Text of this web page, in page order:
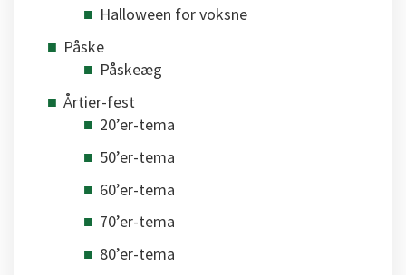
Halloween for voksne
Påske
Påskeæg
Årtier-fest
20’er-tema
50’er-tema
60’er-tema
70’er-tema
80’er-tema